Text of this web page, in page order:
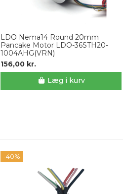
LDO Nema14 Round 20mm
Pancake Motor LDO-36STH20-
1004AHG(VRN)
156,00 kr.
Læg i kurv
-40%